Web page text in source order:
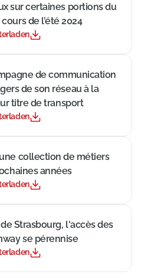
sur certaines portions du
de l’été 2024
((Neues Fenster))
de communication
de son réseau à la
titre de transport
((Neues Fenster))
collection de métiers
années
((Neues Fenster))
Strasbourg, l'accès des
se pérennise
((Neues Fenster))